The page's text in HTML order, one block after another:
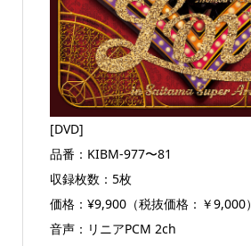
[DVD]
品番：KIBM-977〜81
収録枚数：5枚
価格：¥9,900（税抜価格：￥9,000）
音声：リニアPCM 2ch